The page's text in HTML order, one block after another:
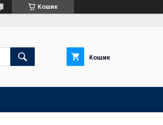
Кошик
Кошик